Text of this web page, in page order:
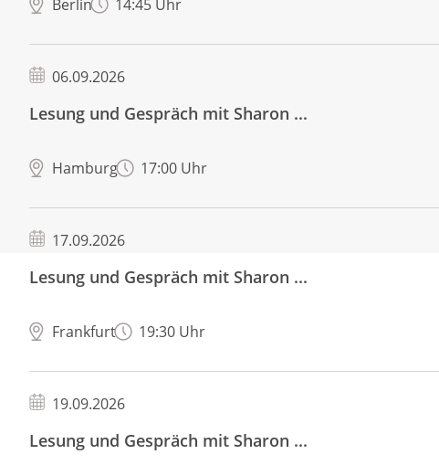
Berlin 14:45 Uhr
06.09.2026
Lesung und Gespräch mit Sharon ...
Hamburg 17:00 Uhr
17.09.2026
Lesung und Gespräch mit Sharon ...
Frankfurt 19:30 Uhr
19.09.2026
Lesung und Gespräch mit Sharon ...